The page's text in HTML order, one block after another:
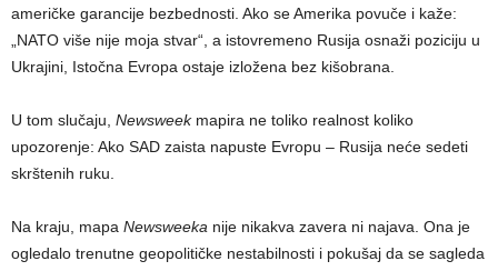
američke garancije bezbednosti. Ako se Amerika povuče i kaže:
„NATO više nije moja stvar“, a istovremeno Rusija osnaži poziciju u
Ukrajini, Istočna Evropa ostaje izložena bez kišobrana.
U tom slučaju, Newsweekmapira ne toliko realnost koliko
upozorenje: Ako SAD zaista napuste Evropu – Rusija neće sedeti
skrštenih ruku.
Na kraju, mapa Newsweeka nije nikakva zavera ni najava. Ona je
ogledalo trenutne geopolitičke nestabilnosti i pokušaj da se sagleda